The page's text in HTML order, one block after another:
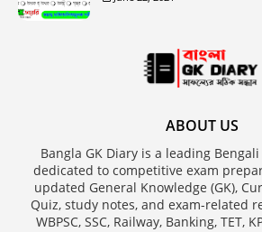
ABOUT US
Bangla GK Diary is a leading
dedicated to competitive exam
updated General Knowledge (GK),
Quiz, study notes, and exam-related
WBPSC, SSC, Railway, Banking, TET,